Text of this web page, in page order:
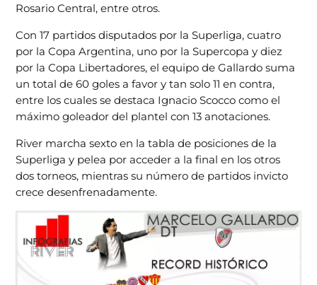
Rosario Central, entre otros.
Con 17 partidos disputados por la Superliga, cuatro
por la Copa Argentina, uno por la Supercopa y diez
por la Copa Libertadores, el equipo de Gallardo suma
un total de 60 goles a favor y tan solo 11 en contra,
entre los cuales se destaca Ignacio Scocco como el
máximo goleador del plantel con 13 anotaciones.
River marcha sexto en la tabla de posiciones de la
Superliga y pelea por acceder a la final en los otros
dos torneos, mientras su número de partidos invicto
crece desenfrenadamente.